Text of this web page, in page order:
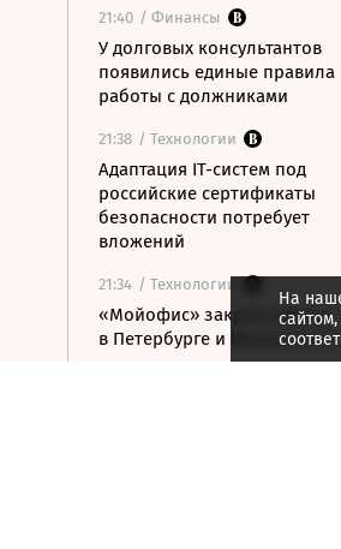
21:40 / Финансы
У долговых консультантов
появились единые правила
работы с должниками
21:38 / Технологии
Адаптация IT-систем под
российские сертификаты
безопасности потребует
вложений
21:34 / Технологии
«Мойофис» закрыл офисы
в Петербурге и Иннополисе
На